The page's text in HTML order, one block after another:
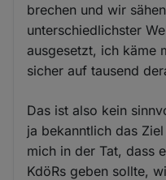
brechen und wir
unterschiedlichster
ausgesetzt, ich käme
sicher auf tausend
Das ist also kein
ja bekanntlich das
mich in der Tat, dass
KdöRs geben sollte,